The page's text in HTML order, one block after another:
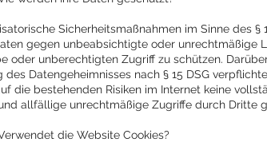
Sicherheitsmaßnahmen im Sinne des §
gegen unbeabsichtigte oder unrechtmäßige
unberechtigten Zugriff zu schützen.
Datengeheimnisses nach § 15 DSG
die bestehenden Risiken im Internet keine
allfällige unrechtmäßige Zugriffe durch Dritte
die Website Cookies?